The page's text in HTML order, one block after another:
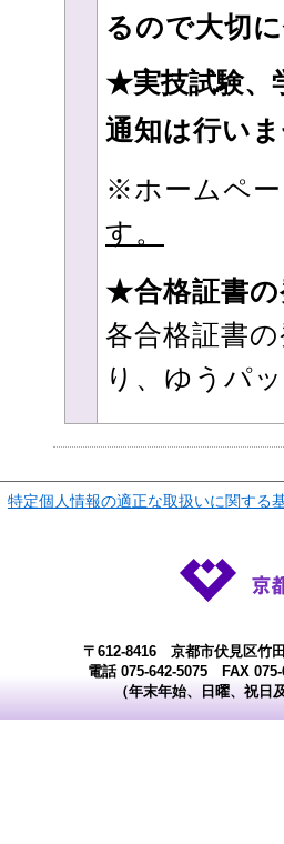
るので大切
★実技試験、
通知は行い
※ホームペ
す。
★合格証書
各合格証書
り、ゆうパ
特定個人情報の適正な取扱いに関する
〒612-8416 京都市伏見区竹
電話 075-642-5075 FAX
（年末年始、日曜、祝